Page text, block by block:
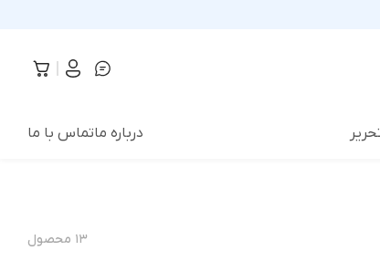
درباره ماتماس با ما
۱۳ محصول